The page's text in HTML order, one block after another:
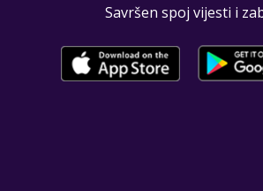
Savršen spoj vijesti i